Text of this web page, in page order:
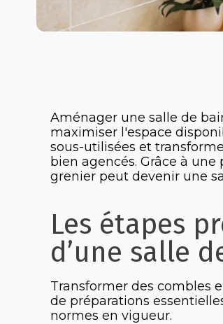
Aménager une salle de
maximiser l'espace
sous-utilisées et
bien agencés. Grâce à
grenier peut devenir une
Les étapes
d’une salle
Transformer des combles
de préparations
normes en vigueur.